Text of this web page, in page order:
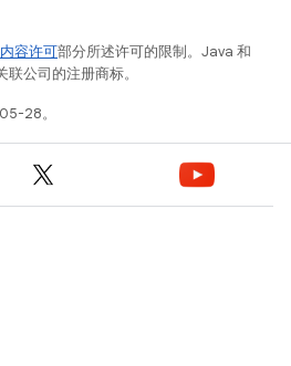
内容许可部分所述许可的限制。Java 和
公司的注册商标。
28。